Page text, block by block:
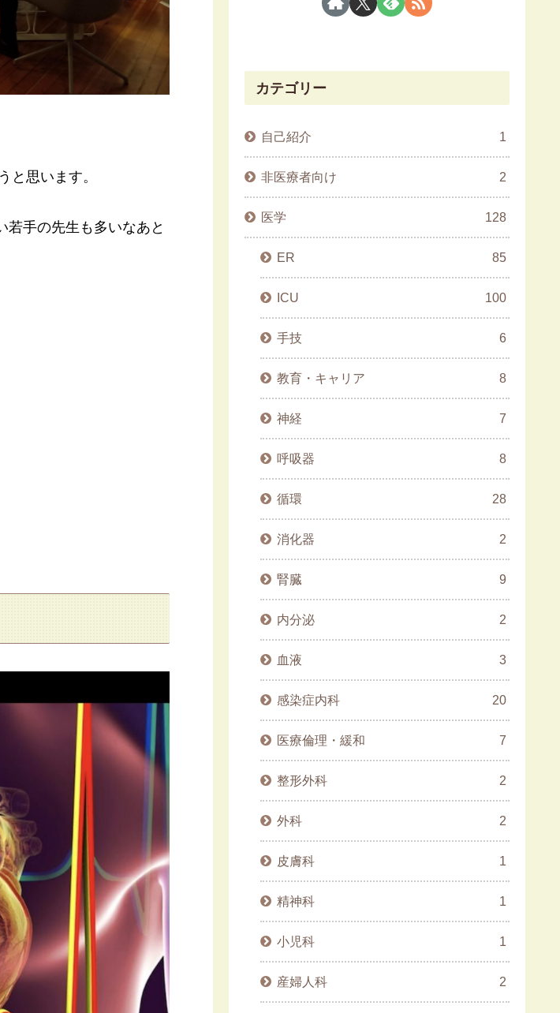
と思います。
若手の先生も多いなあと
カテゴリー
自己紹介 1
非医療者向け 2
医学 128
ER 85
ICU 100
手技 6
教育・キャリア 8
神経 7
呼吸器 8
循環 28
消化器 2
腎臓 9
内分泌 2
血液 3
感染症内科 20
医療倫理・緩和 7
整形外科 2
外科 2
皮膚科 1
精神科 1
小児科 1
産婦人科 2